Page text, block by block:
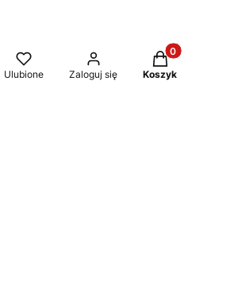
Ulubione Zaloguj się
Produkty w
Koszyk